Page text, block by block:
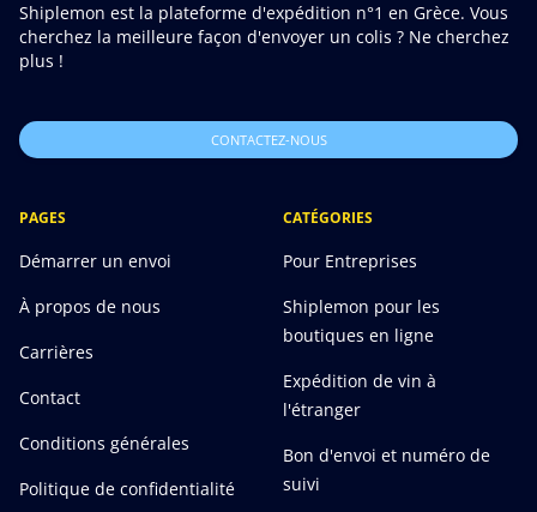
Shiplemon est la plateforme d'expédition n°1 en Grèce. Vous
cherchez la meilleure façon d'envoyer un colis ? Ne cherchez
plus !
CONTACTEZ-NOUS
PAGES
Démarrer un envoi
À propos de nous
Carrières
Contact
Conditions générales
Politique de confidentialité
CATÉGORIES
Pour Entreprises
Shiplemon pour les
boutiques en ligne
Expédition de vin à
l'étranger
Bon d'envoi et numéro de
suivi